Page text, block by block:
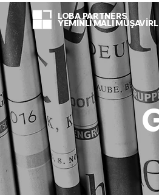
LOBA PARTNERS
YEMİNLİ MALİ